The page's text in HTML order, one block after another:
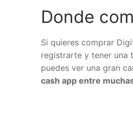
Donde
Si quieres comprar
registrarte y tener una
puedes ver una gran
cash app entre